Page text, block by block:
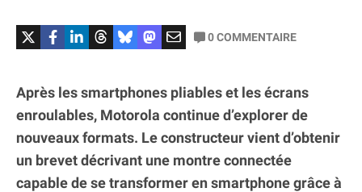
0COMMENTAIRE
Après les smartphones pliables et les écrans
enroulables, Motorola continue d’explorer de
nouveaux formats. Le constructeur vient d’obtenir
un brevet décrivant une montre connectée
capable de se transformer en smartphone grâce à